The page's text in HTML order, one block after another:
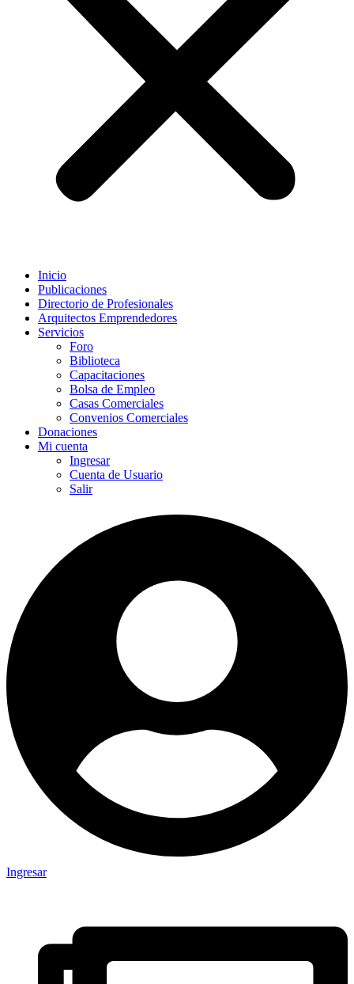
Inicio
Publicaciones
Directorio de Profesionales
Arquitectos Emprendedores
Servicios
Foro
Biblioteca
Capacitaciones
Bolsa de Empleo
Casas Comerciales
Convenios Comerciales
Donaciones
Mi cuenta
Ingresar
Cuenta de Usuario
Salir
Ingresar